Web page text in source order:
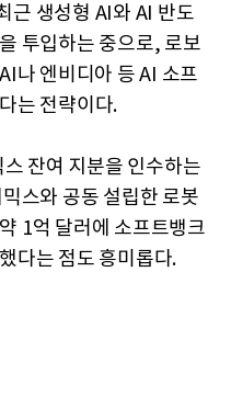
근 생성형 AI와 AI 반도
투입하는 중으로, 로보
나 엔비디아 등 AI 소프
는 전략이다.
잔여 지분을 인수하는
스와 공동 설립한 로봇
1억 달러에 소프트뱅크
다는 점도 흥미롭다.